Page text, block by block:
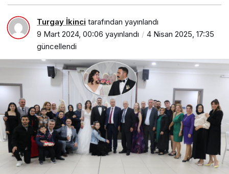
Turgay İkinci tarafından yayınlandı
9 Mart 2024, 00:06 yayınlandı
4 Nisan 2025, 17:35
güncellendi